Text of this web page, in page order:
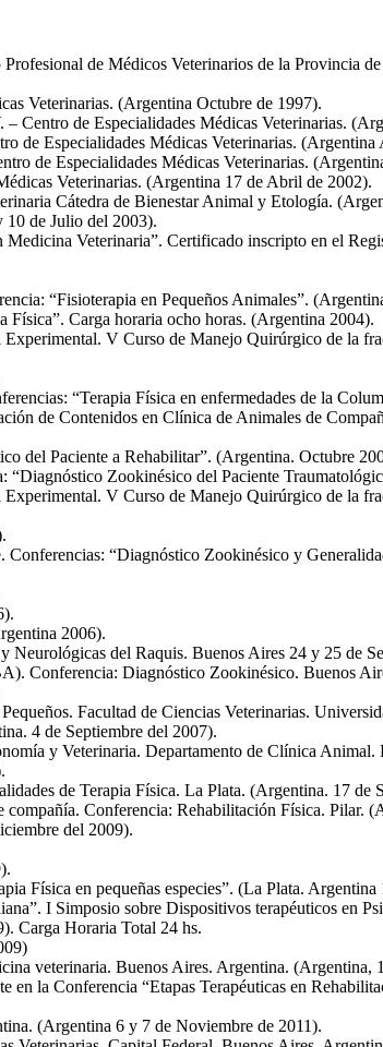
de Médicos Veterinarios de la Provincia
Veterinarias. (Argentina Octubre de 1997).
de Especialidades Médicas Veterinarias.
de Especialidades Médicas Veterinarias.
de Especialidades Médicas Veterinarias.
Veterinarias. (Argentina 17 de Abril de 2002).
Cátedra de Bienestar Animal y Etología.
de Julio del 2003).
Medicina Veterinaria”. Certificado inscripto en el
“Fisioterapia en Pequeños Animales”.
Carga horaria ocho horas. (Argentina 2004).
V Curso de Manejo Quirúrgico de la
“Terapia Física en enfermedades de la
de Contenidos en Clínica de Animales de
del Paciente a Rehabilitar”. (Argentina. Octubre
Zookinésico del Paciente
V Curso de Manejo Quirúrgico de la
“Diagnóstico Zookinésico y
2006).
del Raquis. Buenos Aires 24 y 25 de
Conferencia: Diagnóstico Zookinésico. Buenos
Facultad de Ciencias Veterinarias.
4 de Septiembre del 2007).
y Veterinaria. Departamento de Clínica
de Terapia Física. La Plata. (Argentina. 17 de
Conferencia: Rehabilitación Física. Pilar.
del 2009).
Física en pequeñas especies”. (La Plata.
I Simposio sobre Dispositivos terapéuticos en
Carga Horaria Total 24 hs.
veterinaria. Buenos Aires. Argentina. (Argentina,
la Conferencia “Etapas Terapéuticas en
(Argentina 6 y 7 de Noviembre de 2011).